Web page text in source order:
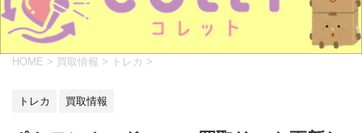
HOME > 買取情報 > トレカ >
トレカ 買取情報